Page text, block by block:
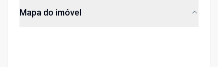
Mapa do imóvel